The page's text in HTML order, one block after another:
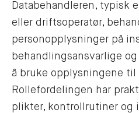
Databehandleren, typisk
eller driftsoperatør,
personopplysninger på
behandlingsansvarlige
å bruke opplysningene til
Rollefordelingen har
plikter, kontrollrutiner og